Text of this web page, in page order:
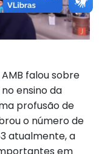
falou sobre
ensino da
profusão de
o número de
atualmente, a
em